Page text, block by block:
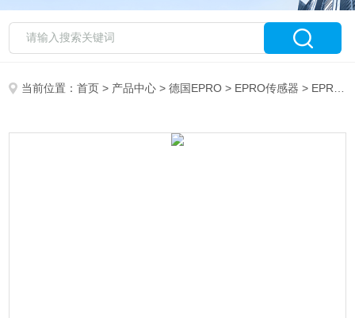
当前位置：首页 > 产品中心 >德国EPRO > EPRO传感器 > EPRO德国PR9268/200-000辰丁现货产品